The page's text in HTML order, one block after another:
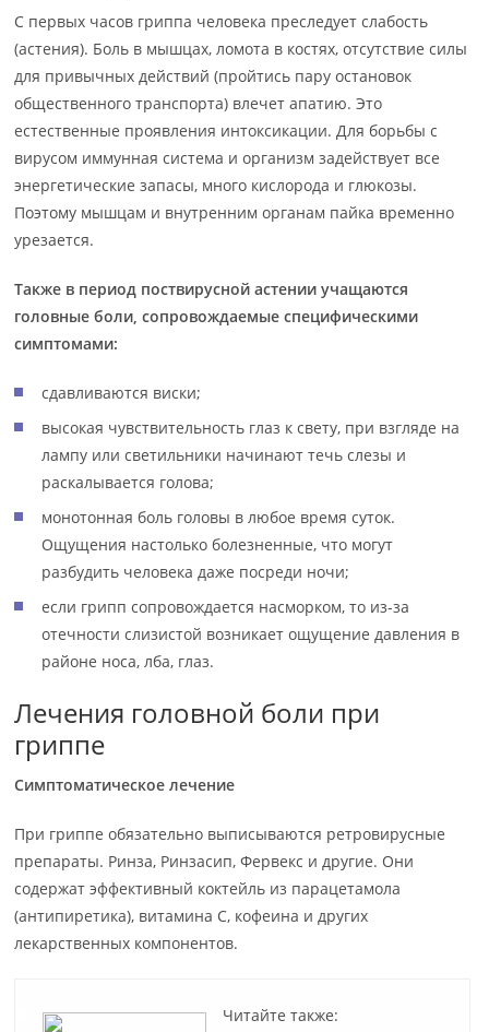
С первых часов гриппа человека преследует слабость
(астения). Боль в мышцах, ломота в костях, отсутствие силы
для привычных действий (пройтись пару остановок
общественного транспорта) влечет апатию. Это
естественные проявления интоксикации. Для борьбы с
вирусом иммунная система и организм задействует все
энергетические запасы, много кислорода и глюкозы.
Поэтому мышцам и внутренним органам пайка временно
урезается.
Также в период поствирусной астении учащаются
головные боли, сопровождаемые специфическими
симптомами:
сдавливаются виски;
высокая чувствительность глаз к свету, при взгляде на
лампу или светильники начинают течь слезы и
раскалывается голова;
монотонная боль головы в любое время суток.
Ощущения настолько болезненные, что могут
разбудить человека даже посреди ночи;
если грипп сопровождается насморком, то из-за
отечности слизистой возникает ощущение давления в
районе носа, лба, глаз.
Лечения головной боли при
гриппе
Симптоматическое лечение
При гриппе обязательно выписываются ретровирусные
препараты. Ринза, Ринзасип, Фервекс и другие. Они
содержат эффективный коктейль из парацетамола
(антипиретика), витамина С, кофеина и других
лекарственных компонентов.
Читайте также: